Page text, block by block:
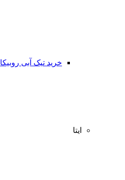
خرید تیک آبی روبیکا
ایتا